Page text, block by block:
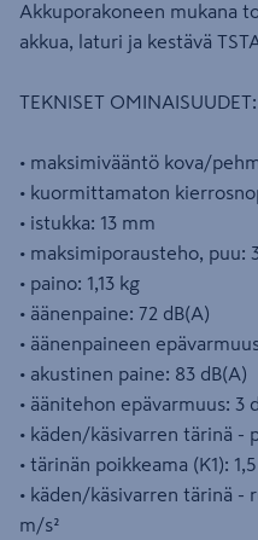
Akkuporakoneen mukana
akkua, laturi ja kestävä
TEKNISET OMINAISUUDET:
• maksimivääntö kova/
• kuormittamaton
• istukka: 13 mm
• maksimiporausteho, puu:
• paino: 1,13 kg
• äänenpaine: 72 dB(A)
• äänenpaineen
• akustinen paine: 83 dB(A)
• äänitehon epävarmuus: 3
• käden/käsivarren tärinä -
• tärinän poikkeama (K1):
• käden/käsivarren tärinä -
m/s²